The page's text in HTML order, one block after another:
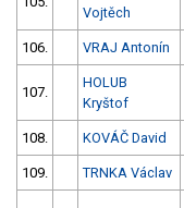
Vojtěch
106. VRAJ Antonín
107.
HOLUB
Kryštof
108. KOVÁČ David
109. TRNKA Václav